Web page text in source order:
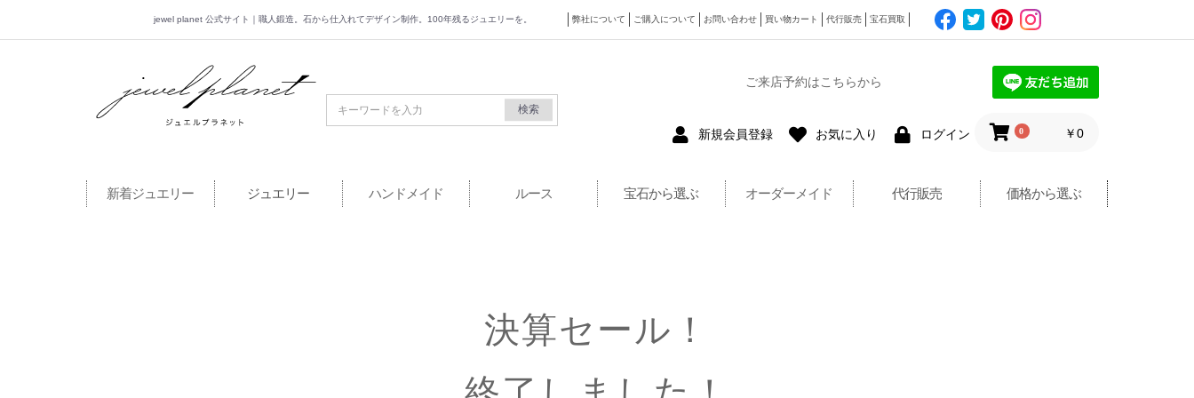
jewel planet 公式サイト｜職人鍛造。石から仕入れてデザイン制作。100年残るジュエリーを。 弊社について ご購入について お問い合わせ 買い物カート 代行販売 宝石買取
jewel planet 公式サイト
検索
ご来店予約はこちらから
新規会員登録 お気に入り ログイン 0 ￥0
新着ジュエリー ジュエリー ハンドメイド ルース 宝石から選ぶ オーダーメイド 代行販売 価格から選ぶ
決算セール！